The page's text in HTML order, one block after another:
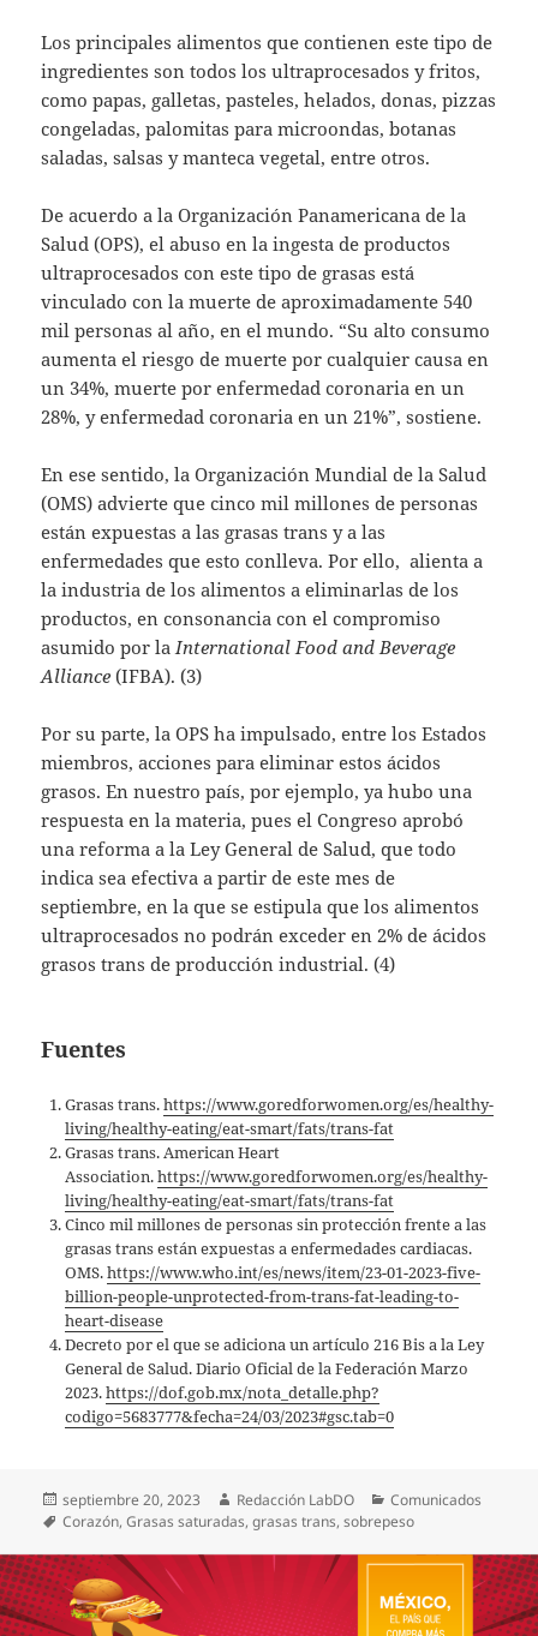
Los principales alimentos que contienen este tipo de
ingredientes son todos los ultraprocesados y fritos,
como papas, galletas, pasteles, helados, donas, pizzas
congeladas, palomitas para microondas, botanas
saladas, salsas y manteca vegetal, entre otros.
De acuerdo a la Organización Panamericana de la
Salud (OPS), el abuso en la ingesta de productos
ultraprocesados con este tipo de grasas está
vinculado con la muerte de aproximadamente 540
mil personas al año, en el mundo. “Su alto consumo
aumenta el riesgo de muerte por cualquier causa en
un 34%, muerte por enfermedad coronaria en un
28%, y enfermedad coronaria en un 21%”, sostiene.
En ese sentido, la Organización Mundial de la Salud
(OMS) advierte que cinco mil millones de personas
están expuestas a las grasas trans y a las
enfermedades que esto conlleva. Por ello, alienta a
la industria de los alimentos a eliminarlas de los
productos, en consonancia con el compromiso
asumido por la International Food and Beverage
Alliance(IFBA). (3)
Por su parte, la OPS ha impulsado, entre los Estados
miembros, acciones para eliminar estos ácidos
grasos. En nuestro país, por ejemplo, ya hubo una
respuesta en la materia, pues el Congreso aprobó
una reforma a la Ley General de Salud, que todo
indica sea efectiva a partir de este mes de
septiembre, en la que se estipula que los alimentos
ultraprocesados no podrán exceder en 2% de ácidos
grasos trans de producción industrial. (4)
Fuentes
Grasas trans.https://www.goredforwomen.org/es/healthy-
living/healthy-eating/eat-smart/fats/trans-fat
Grasas trans. American Heart
Association.https://www.goredforwomen.org/es/healthy-
living/healthy-eating/eat-smart/fats/trans-fat
Cinco mil millones de personas sin protección frente a las
grasas trans están expuestas a enfermedades cardiacas.
OMS.https://www.who.int/es/news/item/23-01-2023-five-
billion-people-unprotected-from-trans-fat-leading-to-
heart-disease
Decreto por el que se adiciona un artículo 216 Bis a la Ley
General de Salud. Diario Oficial de la Federación Marzo
2023.https://dof.gob.mx/nota_detalle.php?
codigo=5683777&fecha=24/03/2023#gsc.tab=0
Publicado
el
septiembre 20, 2023 Autor
Redacción LabDO Categorías
Comunicados
Etiquetas
Corazón,Grasas saturadas,grasas trans,sobrepeso